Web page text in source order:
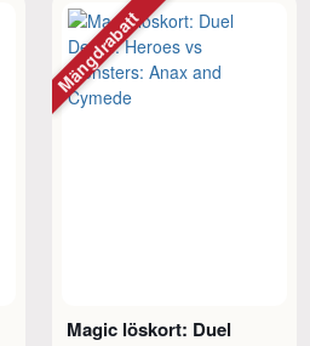
Magic löskort: Duel
Mängdrabatt